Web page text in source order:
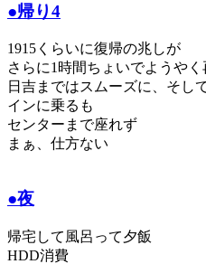
●帰り4
1915くらいに復帰の兆しが
さらに1時間ちょいでようやく
日吉まではスムーズに、そし
インに乗るも
センターまで座れず
まぁ、仕方ない
●夜
帰宅して風呂って夕飯
HDD消費